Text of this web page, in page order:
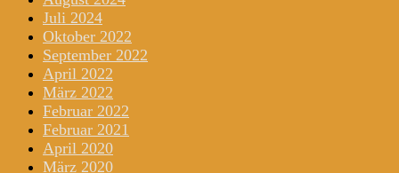
Juli 2024
Oktober 2022
September 2022
April 2022
März 2022
Februar 2022
Februar 2021
April 2020
März 2020